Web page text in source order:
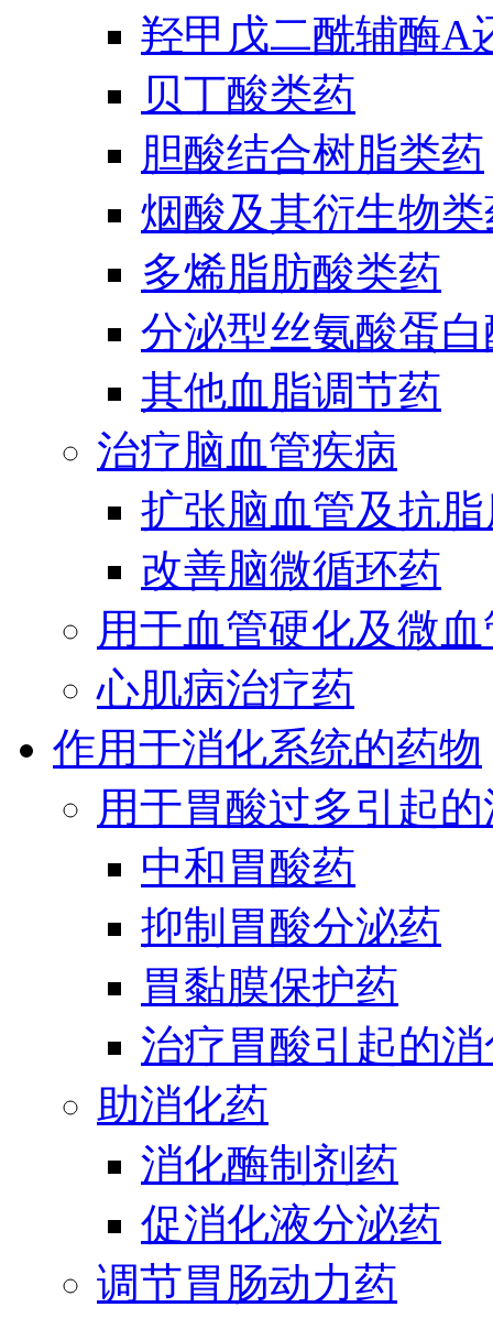
羟甲戊二酰辅酶A
贝丁酸类药
胆酸结合树脂类药
烟酸及其衍生物
多烯脂肪酸类药
分泌型丝氨酸蛋
其他血脂调节药
治疗脑血管疾病
扩张脑血管及抗
改善脑微循环药
用于血管硬化及微
心肌病治疗药
作用于消化系统的药物
用于胃酸过多引起
中和胃酸药
抑制胃酸分泌药
胃黏膜保护药
治疗胃酸引起的
助消化药
消化酶制剂药
促消化液分泌药
调节胃肠动力药